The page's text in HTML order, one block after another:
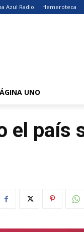
Azul Radio Hemeroteca
UNO
el país